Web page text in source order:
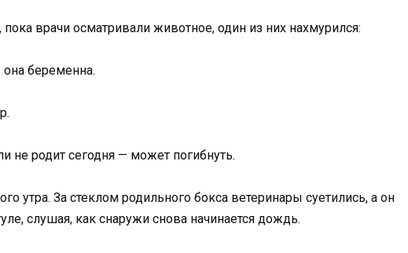
врачи осматривали животное, один из них нахмурился:
беременна.
не родит сегодня — может погибнуть.
утра. За стеклом родильного бокса ветеринары суетились, а он
слушая, как снаружи снова начинается дождь.